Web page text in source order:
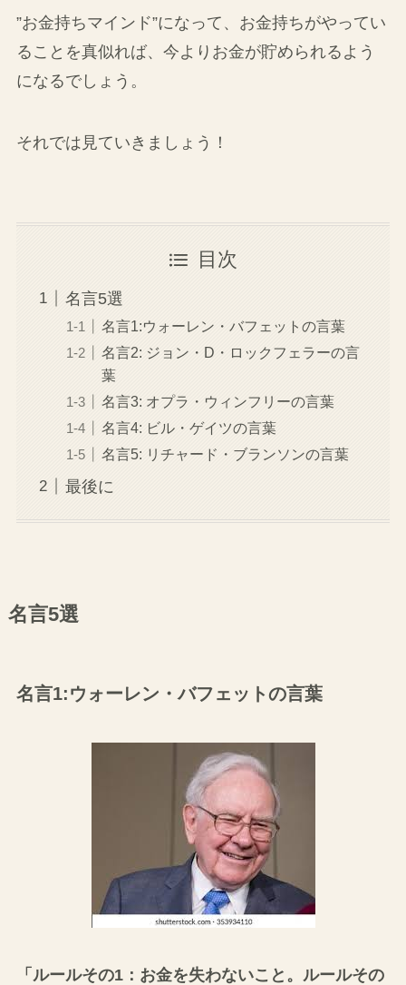
”お金持ちマインド”になって、お金持ちがやってい
ることを真似れば、今よりお金が貯められるよう
になるでしょう。
それでは見ていきましょう！
目次
名言5選
名言1:ウォーレン・バフェットの言葉
名言2: ジョン・D・ロックフェラーの言
葉
名言3: オプラ・ウィンフリーの言葉
名言4: ビル・ゲイツの言葉
名言5: リチャード・ブランソンの言葉
最後に
名言5選
名言1:ウォーレン・バフェットの言葉
「ルールその1：お金を失わないこと。ルールその